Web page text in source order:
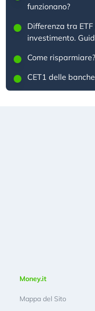
funzionano?
Differenza tra
investimento.
Come
CET1 delle
Money.it
Mappa del Sito